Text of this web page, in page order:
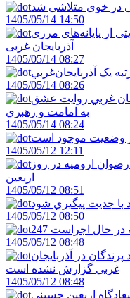
در خوی متلاشی شد
1405/05/14 14:50
از پایانه‌های مرزی
آذربایجان ‌غربی
1405/05/14 08:27
يک آذربايجان‌غربي
1405/05/14 08:26
غربي روايت عشق
به امامت و رهبري
1405/05/14 08:24
از وضعيت موجود است
1405/05/12 12:11
ارومیه در روز
اربعین
1405/05/12 08:51
با جديت پيگيري شود
1405/05/12 08:50
در حال اجراست
1405/05/12 08:48
در آذربايجان
غربي گزارش نشده است
1405/05/12 08:48
اربعين حسيني